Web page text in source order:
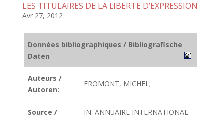
LES TITULAIRES DE LA LIBERTE D’EXPRESSION
Avr 27, 2012
Données bibliographiques / Bibliografische
Daten
Auteurs /
Autoren:
FROMONT, MICHEL;
Source /
IN: ANNUAIRE INTERNATIONAL